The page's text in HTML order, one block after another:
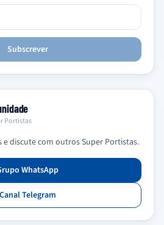
Subscrever
Portistas
e discute com outros Super Portistas.
WhatsApp
Canal Telegram